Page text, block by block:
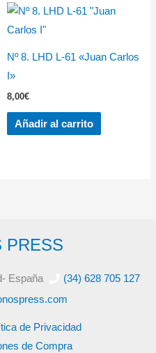
Nº 8. LHD L-61 «Juan Carlos
I»
8,00€
Añadir al carrito
PRESS
España
(34) 628 705 127
de Privacidad
de Compra